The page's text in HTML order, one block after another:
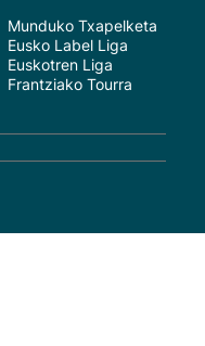
Munduko Txapelketa
Eusko Label Liga
Euskotren Liga
Frantziako Tourra